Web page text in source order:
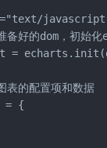
好的dom，初始化
=
的配置项和数据
= {